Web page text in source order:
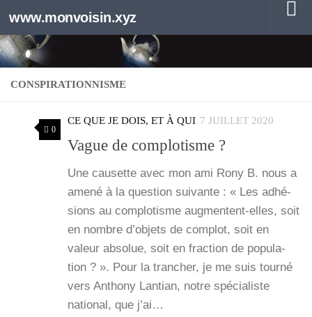
Au dessous du contenu
www.monvoisin.xyz
CONSPIRATIONNISME
0
CE QUE JE DOIS, ET À QUI 7 JUILLET 2020
Vague de complotisme ?
Une cau­sette avec mon ami Rony B. nous a
ame­né à la ques­tion sui­vante : « Les adhé­
sions au com­plo­tisme aug­­mentent-elles, soit
en nombre d’ob­jets de com­plot, soit en
valeur abso­lue, soit en frac­tion de popu­la­
tion ? ». Pour la tran­cher, je me suis tour­né
vers Antho­ny Lan­tian, notre spé­cia­liste
natio­nal, que j’ai…